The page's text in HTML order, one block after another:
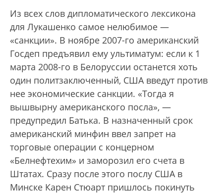
Из всех слов дипломатического лексикона
для Лукашенко самое нелюбимое —
«санкции». В ноябре 2007-го американский
Госдеп предъявил ему ультиматум: если к 1
марта 2008-го в Белоруссии останется хоть
один политзаключенный, США введут против
нее экономические санкции. «Тогда я
вышвырну американского посла», —
предупредил Батька. В назначенный срок
американский минфин ввел запрет на
торговые операции с концерном
«Белнефтехим» и заморозил его счета в
Штатах. Сразу после этого послу США в
Минске Карен Стюарт пришлось покинуть